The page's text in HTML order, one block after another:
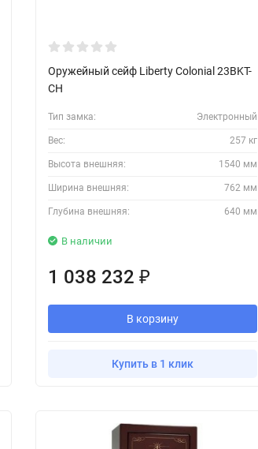
Оружейный сейф Liberty Colonial 23BKT-
CH
Тип замка: Электронный
Вес: 257 кг
Высота внешняя: 1540 мм
Ширина внешняя: 762 мм
Глубина внешняя: 640 мм
В наличии
1 038 232 ₽
В корзину
Купить в 1 клик